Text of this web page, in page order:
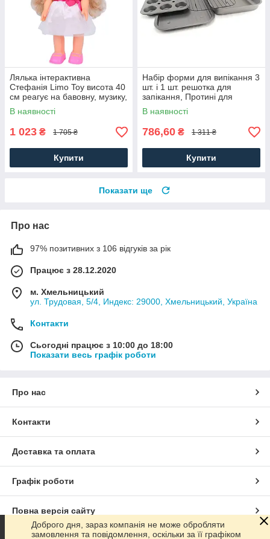
Лялька інтерактивна
Стефанія Limo Toy висота 40
см реагує на бавовну, музику,
ходить, на батарейці. Ляльки
В наявності
1 023 ₴ 1 705 ₴
Купити
Набір форми для випікання 3
шт. і 1 шт. решотка для
запікання, Протині для
випічки з 4 штук
В наявності
786,60 ₴ 1 311 ₴
Купити
Показати ще
Про нас
97% позитивних з 106 відгуків за рік
Працює з 28.12.2020
м. Хмельницький
ул. Трудовая, 5/4, Индекс: 29000, Хмельницький, Україна
Контакти
Сьогодні працює з 10:00 до 18:00
Показати весь графік роботи
Про нас
Контакти
Доставка та оплата
Графік роботи
Повна версія сайту
Доброго дня, зараз компанія не може обробляти
замовлення та повідомлення, оскільки за її графіком